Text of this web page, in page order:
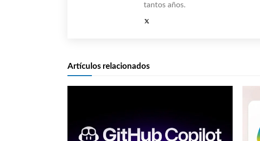
tantos años.
Artículos relacionados